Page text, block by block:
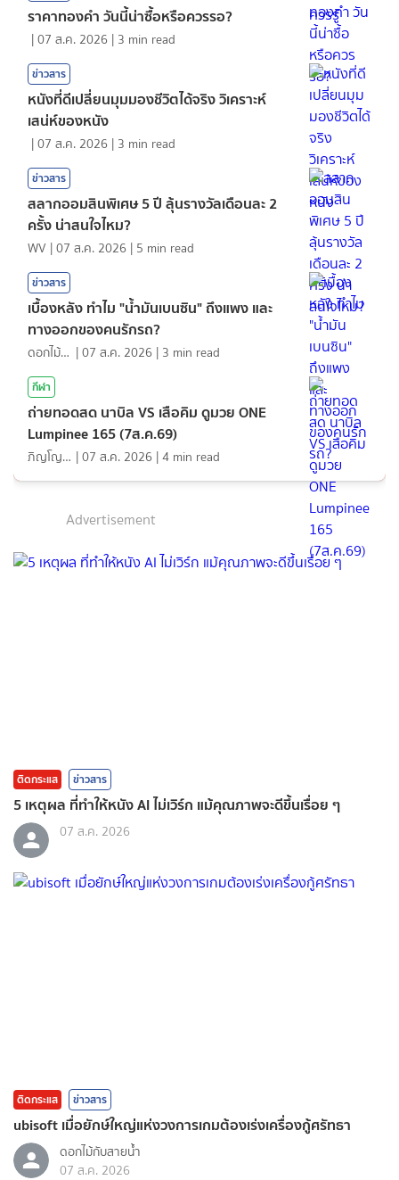
ราคาทองคํา วันนี้น่าซื้อหรือควรรอ?
|07 ส.ค. 2026 | 3 min read
ข่าวสาร
หนังที่ดีเปลี่ยนมุมมองชีวิตได้จริง วิเคราะห์
เสน่ห์ของหนัง
|07 ส.ค. 2026 | 3 min read
ข่าวสาร
สลากออมสินพิเศษ 5 ปี ลุ้นรางวัลเดือนละ 2
ครั้ง น่าสนใจไหม?
WV |07 ส.ค. 2026 | 5 min read
ข่าวสาร
เบื้องหลัง ทำไม "น้ำมันเบนซิน" ถึงแพง และ
ทางออกของคนรักรถ?
ดอกไม้กับสายน้ำ |07 ส.ค. 2026 | 3 min read
กีฬา
ถ่ายทอดสด นาบิล VS เสือคิม ดูมวย ONE
Lumpinee 165 (7ส.ค.69)
ภิญโญ ส่องแสง |07 ส.ค. 2026 |4 min read
Advertisement
ติดกระแส ข่าวสาร
5 เหตุผล ที่ทำให้หนัง AI ไม่เวิร์ก แม้คุณภาพจะดีขึ้นเรื่อย ๆ
07 ส.ค. 2026
ติดกระแส ข่าวสาร
ubisoft เมื่อยักษ์ใหญ่แห่งวงการเกมต้องเร่งเครื่องกู้ศรัทธา
ดอกไม้กับสายน้ำ
07 ส.ค. 2026